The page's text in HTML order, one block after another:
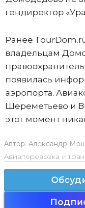
гендиректор
Ранее
владельцам
появилась
аэропорта.
Шереметьево и
этот момент
Автор: Александр
Авиаперевозка и